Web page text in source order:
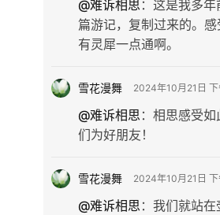
@难诉相思 ： 这是我多年
篇游记，复制过来的。
有灵犀一点通啊。
雪花漫舞 2024年10月21日
@难诉相思 ： 相思感受如
们为好朋友！
雪花漫舞 2024年10月21日 下
@难诉相思 ： 我们就站在